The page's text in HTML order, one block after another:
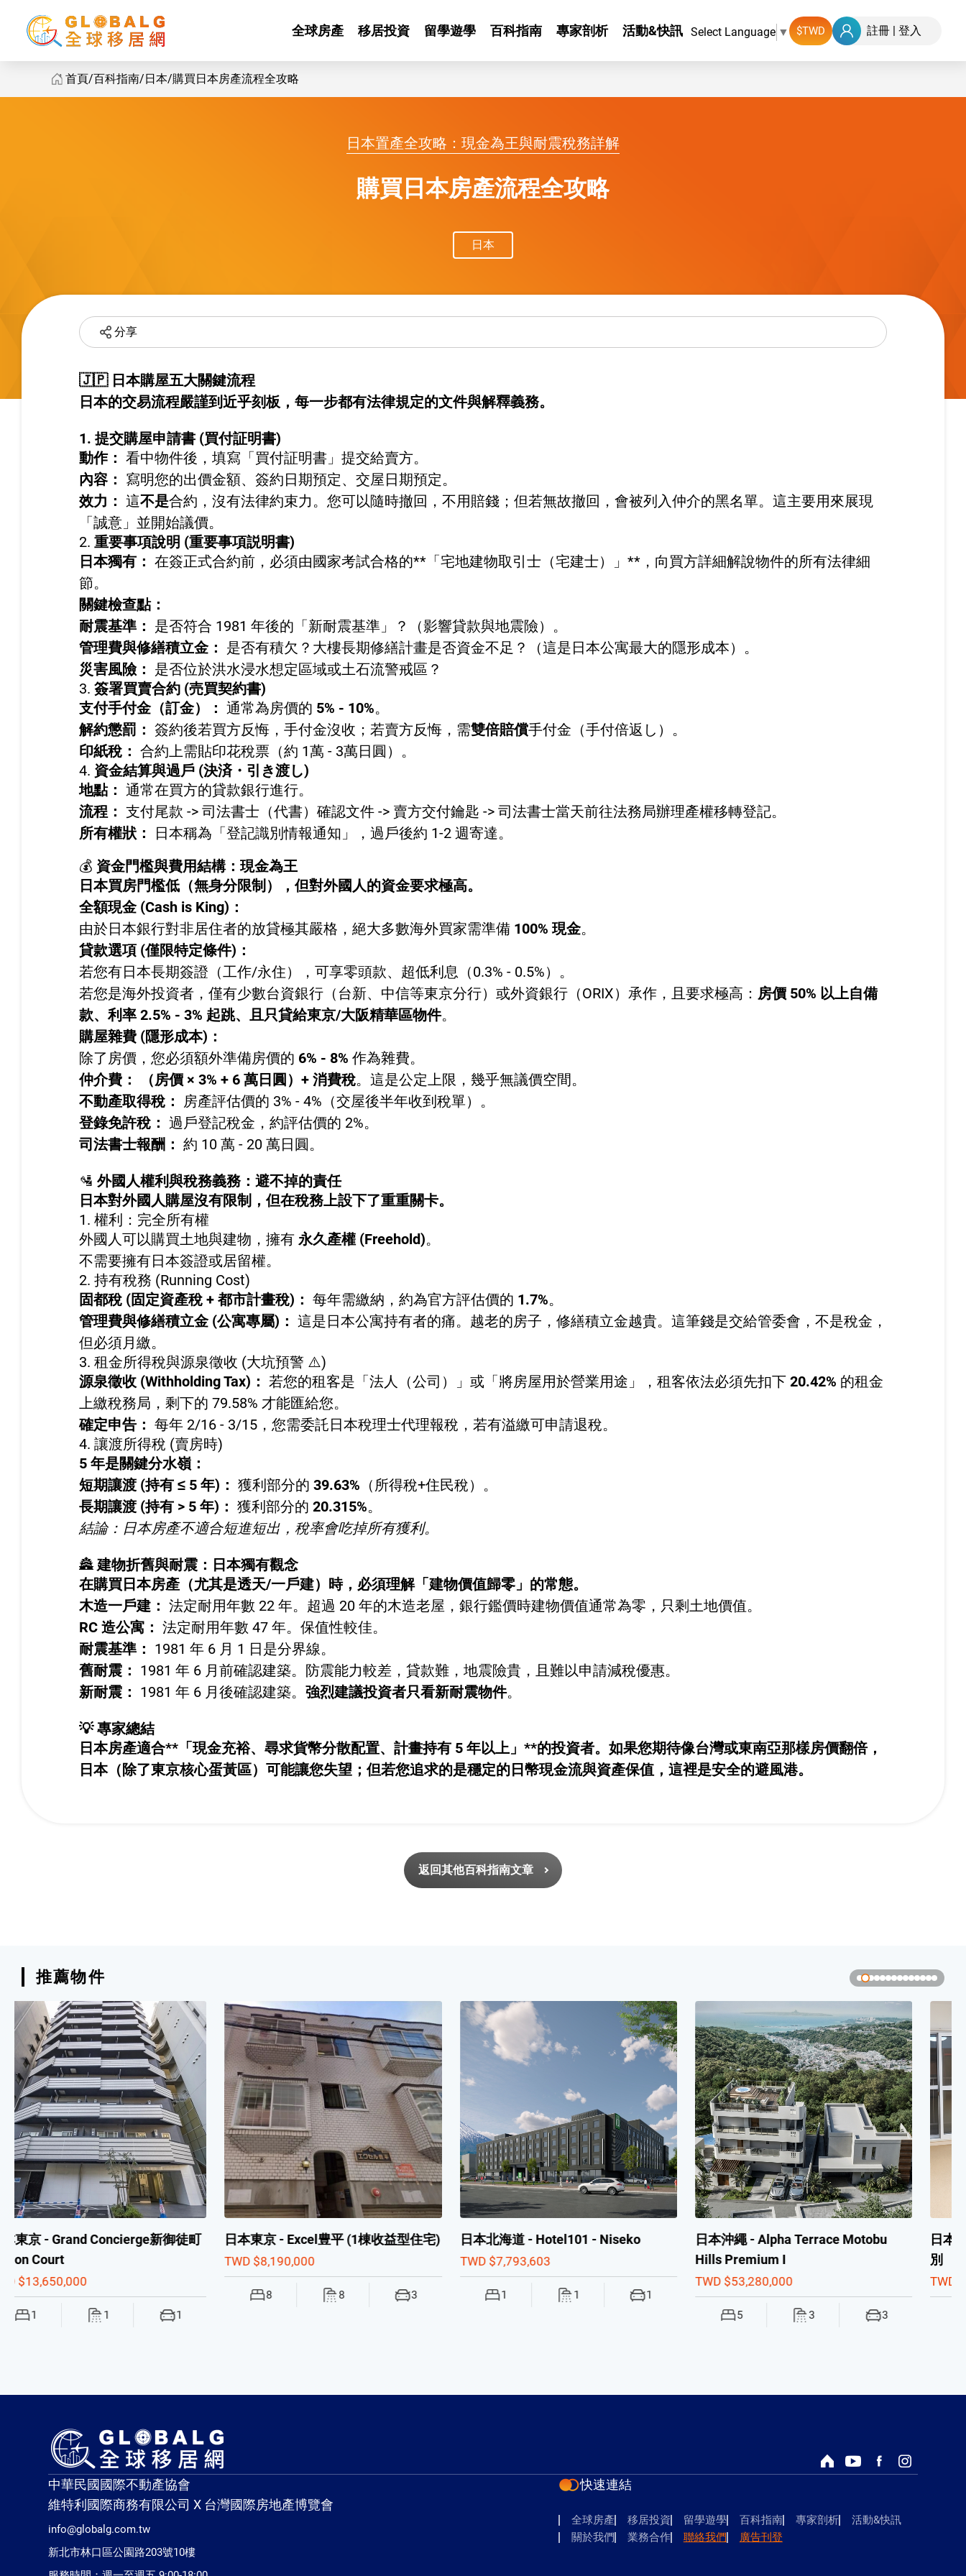
全球房產 移居投資 留學遊學 百科指南 專家剖析 活動&快訊 Select Language ▼ 註冊 |登入
首頁 百科指南 日本 購買日本房產流程全攻略
日本置產全攻略：現金為王與耐震稅務詳解
購買日本房產流程全攻略
日本
分享
🇯🇵 日本購屋五大關鍵流程
日本的交易流程嚴謹到近乎刻板，每一步都有法律規定的文件與解釋義務。
1. 提交購屋申請書 (買付証明書)
動作： 看中物件後，填寫「買付証明書」提交給賣方。
內容： 寫明您的出價金額、簽約日期預定、交屋日期預定。
效力： 這不是合約，沒有法律約束力。您可以隨時撤回，不用賠錢；但若無故撤回，會被列入仲介的黑名單。這主要用來展現
「誠意」並開始議價。
2. 重要事項說明 (重要事項説明書)
日本獨有： 在簽正式合約前，必須由國家考試合格的**「宅地建物取引士（宅建士）」**，向買方詳細解說物件的所有法律細
節。
關鍵檢查點：
耐震基準： 是否符合 1981 年後的「新耐震基準」？（影響貸款與地震險）。
管理費與修繕積立金： 是否有積欠？大樓長期修繕計畫是否資金不足？（這是日本公寓最大的隱形成本）。
災害風險： 是否位於洪水浸水想定區域或土石流警戒區？
3. 簽署買賣合約 (売買契約書)
支付手付金（訂金）： 通常為房價的 5% - 10%。
解約懲罰： 簽約後若買方反悔，手付金沒收；若賣方反悔，需雙倍賠償手付金（手付倍返し）。
印紙稅： 合約上需貼印花稅票（約 1萬 - 3萬日圓）。
4. 資金結算與過戶 (決済・引き渡し)
地點： 通常在買方的貸款銀行進行。
流程： 支付尾款 -> 司法書士（代書）確認文件 -> 賣方交付鑰匙 -> 司法書士當天前往法務局辦理產權移轉登記。
所有權狀：
日本稱為「登記識別情報通知」，過戶後約 1-2 週寄達。
💰 資金門檻與費用結構：現金為王
日本買房門檻低（無身分限制），但對外國人的資金要求極高。
全額現金 (Cash is King)：
由於日本銀行對非居住者的放貸極其嚴格，絕大多數海外買家需準備 100% 現金。
貸款選項 (僅限特定條件)：
若您有日本長期簽證（工作/永住），可享零頭款、超低利息（0.3% - 0.5%）。
若您是海外投資者，僅有少數台資銀行（台新、中信等東京分行）或外資銀行（ORIX）承作，且要求極高： 房價 50% 以上自備
款、利率 2.5% - 3% 起跳、且只貸給東京/大阪精華區物件。
購屋雜費 (隱形成本)：
除了房價，您必須額外準備房價的 6% - 8% 作為雜費。
仲介費：
（房價 × 3% + 6 萬日圓）+ 消費稅。這是公定上限，幾乎無議價空間。
不動產取得稅：
房產評估價的 3% - 4%（交屋後半年收到稅單）。
登錄免許稅： 過戶登記稅金，約評估價的 2%。
司法書士報酬： 約 10 萬 - 20 萬日圓。
🛂 外國人權利與稅務義務：避不掉的責任
日本對外國人購屋沒有限制，但在稅務上設下了重重關卡。
1. 權利：完全所有權
外國人可以購買土地與建物，擁有 永久產權 (Freehold)。
不需要擁有日本簽證或居留權。
2. 持有稅務 (Running Cost)
固都稅 (固定資產稅 + 都市計畫稅)： 每年需繳納，約為官方評估價的 1.7%。
管理費與修繕積立金 (公寓專屬)： 這是日本公寓持有者的痛。越老的房子，修繕積立金越貴。這筆錢是交給管委會，不是稅金，
但必須月繳。
3. 租金所得稅與源泉徵收 (大坑預警 ⚠️)
源泉徵收 (Withholding Tax)： 若您的租客是「法人（公司）」或「將房屋用於營業用途」，租客依法必須先扣下 20.42% 的租金
上繳稅務局，剩下的 79.58% 才能匯給您。
確定申告： 每年 2/16 - 3/15，您需委託日本稅理士代理報稅，若有溢繳可申請退稅。
4. 讓渡所得稅 (賣房時)
5 年是關鍵分水嶺：
短期讓渡 (持有 ≤ 5 年)： 獲利部分的 39.63% （所得稅+住民稅）。
長期讓渡 (持有 > 5 年)： 獲利部分的 20.315%。
結論：日本房產不適合短進短出，稅率會吃掉所有獲利。
🏯 建物折舊與耐震：日本獨有觀念
在購買日本房產（尤其是透天/一戶建）時，必須理解「建物價值歸零」的常態。
木造一戶建： 法定耐用年數 22 年。超過 20 年的木造老屋，銀行鑑價時建物價值通常為零，只剩土地價值。
RC 造公寓： 法定耐用年數 47 年。保值性較佳。
耐震基準： 1981 年 6 月 1 日是分界線。
舊耐震： 1981 年 6 月前確認建築。防震能力較差，貸款難，地震險貴，且難以申請減稅優惠。
新耐震： 1981 年 6 月後確認建築。 強烈建議投資者只看新耐震物件。
💡 專家總結
日本房產適合**「現金充裕、尋求貨幣分散配置、計畫持有 5 年以上」**的投資者。如果您期待像台灣或東南亞那樣房價翻倍，
日本（除了東京核心蛋黃區）可能讓您失望；但若您追求的是穩定的日幣現金流與資產保值，這裡是安全的避風港。
返回其他百科指南文章
推薦物件
日本東京 - Excel豊平 (1棟收益型住宅)
TWD $8,190,000
8 8
日本北海道 - Hotel101 - Niseko
TWD $7,793,603
日本沖繩 - Alpha Terrace Motobu
Hills Premium I
TWD $53,280,000
日本北海道 - 札幌 - Akashiya Court厚
別
TWD $3,388,000
回首頁Youtube頻道
Facebook粉絲專頁
Instagram
中華民國國際不動產協會
維特利國際商務有限公司 X 台灣國際房地產博覽會
info@globalg.com.tw
新北市林口區公園路203號10樓
快速連結
全球房產 移居投資 留學遊學 百科指南 專家剖析
活動&快訊
關於我們
業務合作 聯絡我們 廣告刊登